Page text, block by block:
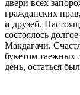
двери всех
гражданских
и друзей.
состоялось
Макдагачи.
букетом таежных
день, остаться